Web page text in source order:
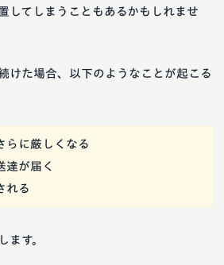
してしまうこともあるかもしれませ
けた場合、以下のようなことが起こる
らに厳しくなる
達が届く
れる
ます。